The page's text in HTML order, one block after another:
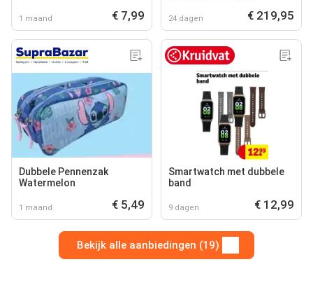
1 maand € 7,99 24 dagen € 219,95
Dubbele Pennenzak
Watermelon
1 maand € 5,49
Smartwatch met dubbele
band
9 dagen € 12,99
Bekijk alle aanbiedingen (19)